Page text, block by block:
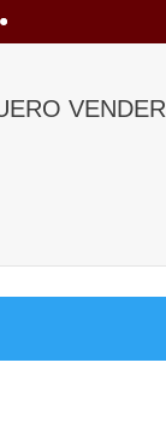
VENDER